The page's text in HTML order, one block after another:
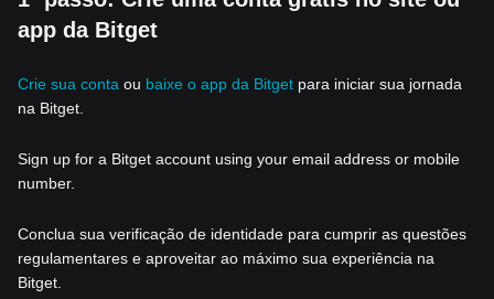
app da Bitget
Crie sua conta ou baixe o app da Bitget para iniciar sua jornada
na Bitget.
Sign up for a Bitget account using your email address or mobile
number.
Conclua sua verificação de identidade para cumprir as questões
regulamentares e aproveitar ao máximo sua experiência na
Bitget.